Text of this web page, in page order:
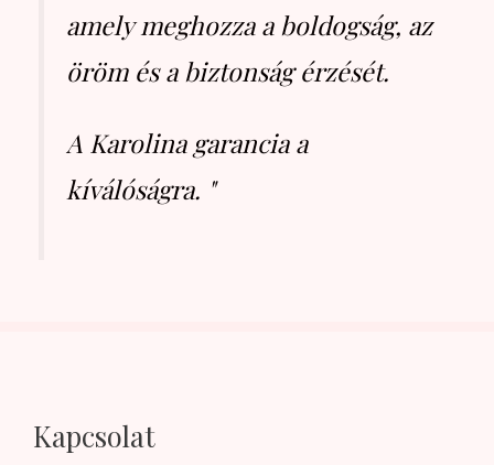
amely meghozza a boldogság, az
öröm és a biztonság érzését.
A Karolina garancia a
kíválóságra. "
Kapcsolat